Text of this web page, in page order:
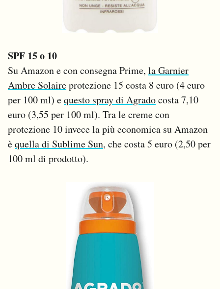
SPF 15 o 10
Su Amazon e con consegna Prime, la Garnier
Ambre Solaireprotezione 15 costa 8 euro (4 euro
per 100 ml) equesto spray di Agradocosta 7,10
euro (3,55 per 100 ml). Tra le creme con
protezione 10 invece la più economica su Amazon
èquella di Sublime Sun, che costa 5 euro (2,50 per
100 ml di prodotto).